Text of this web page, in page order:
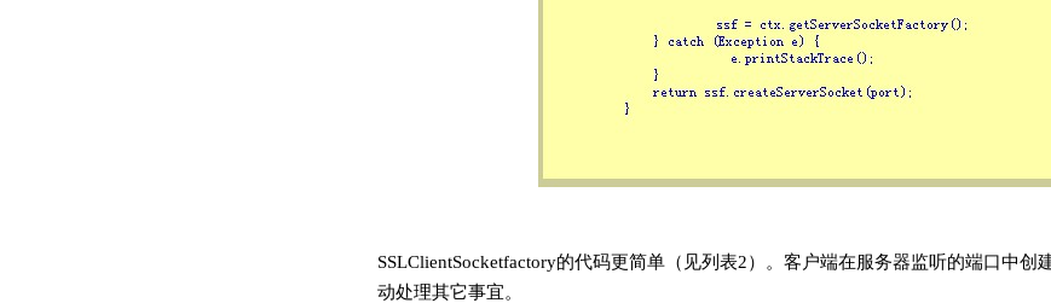
SSLClientSocketfactory的代码更简单（见列表2）。客户端在服务器监听的端口中创
动处理其它事宜。